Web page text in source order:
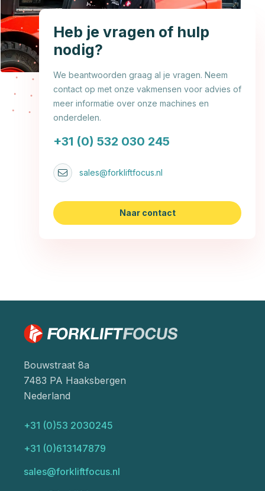
Heb je vragen of hulp
nodig?
We beantwoorden graag al je vragen. Neem
contact op met onze vakmensen voor advies of
meer informatie over onze machines en
onderdelen.
+31 (0) 532 030 245
sales@forkliftfocus.nl
Naar contact
Bouwstraat 8a
7483 PA Haaksbergen
Nederland
+31 (0)53 2030245
+31 (0)613147879
sales@forkliftfocus.nl